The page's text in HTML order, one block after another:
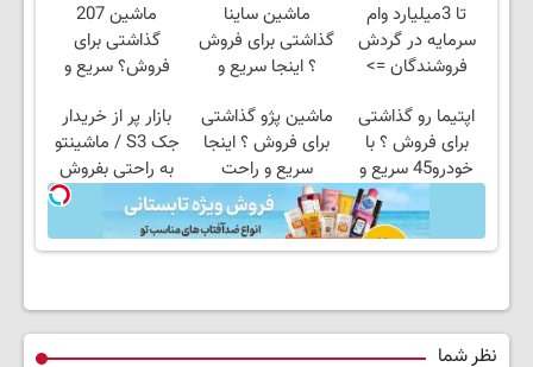
تا 3میلیارد وام
سرمایه در گردش
فروشندگان =>
کن
ماشین ساینا
گذاشتی برای فروش
؟ اینجا سریع و
ماشین 207
گذاشتی برای
فروش؟ سریع و
اپتیما رو گذاشتی
برای فروش ؟ با
خودرو45 سریع و
راحت بفروش
ماشین پژو گذاشتی
برای فروش ؟ اینجا
سریع و راحت
بفروش
بازار پر از خریدار
جک S3 / ماشینتو
به راحتی بفروش
نظر شما